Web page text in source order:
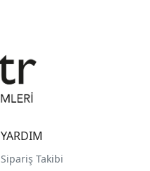
YARDIM
Sipariş Takibi